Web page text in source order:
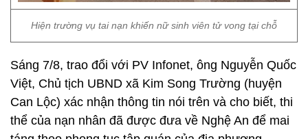
Hiện trường vụ tai nạn khiến nữ sinh viên tử vong tại chỗ
Sáng 7/8, trao đổi với PV Infonet, ông Nguyễn Quốc
Việt, Chủ tịch UBND xã Kim Song Trường (huyện
Can Lộc) xác nhận thông tin nói trên và cho biết, thi
thể của nạn nhân đã được đưa về Nghệ An để mai